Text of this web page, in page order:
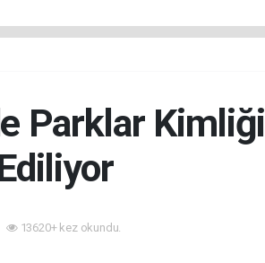
Parklar Kimliği
13620+ kez okundu.